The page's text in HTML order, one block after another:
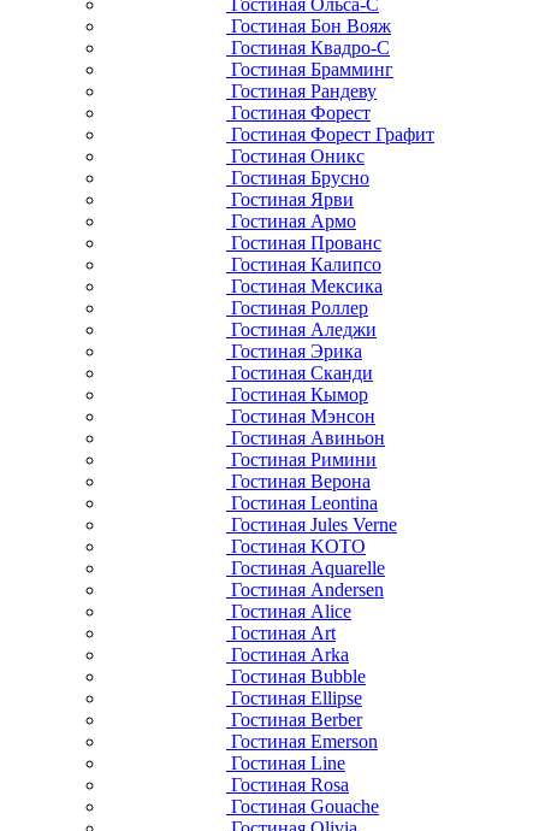
Гостиная Бон Вояж
Гостиная Квадро-С
Гостиная Брамминг
Гостиная Рандеву
Гостиная Форест
Гостиная Форест Графит
Гостиная Оникс
Гостиная Брусно
Гостиная Ярви
Гостиная Армо
Гостиная Прованс
Гостиная Калипсо
Гостиная Мексика
Гостиная Роллер
Гостиная Аледжи
Гостиная Эрика
Гостиная Сканди
Гостиная Кымор
Гостиная Мэнсон
Гостиная Авиньон
Гостиная Римини
Гостиная Верона
Гостиная Leontina
Гостиная Jules Verne
Гостиная KOTO
Гостиная Aquarelle
Гостиная Andersen
Гостиная Alice
Гостиная Art
Гостиная Arka
Гостиная Bubble
Гостиная Ellipse
Гостиная Berber
Гостиная Emerson
Гостиная Line
Гостиная Rosa
Гостиная Gouache